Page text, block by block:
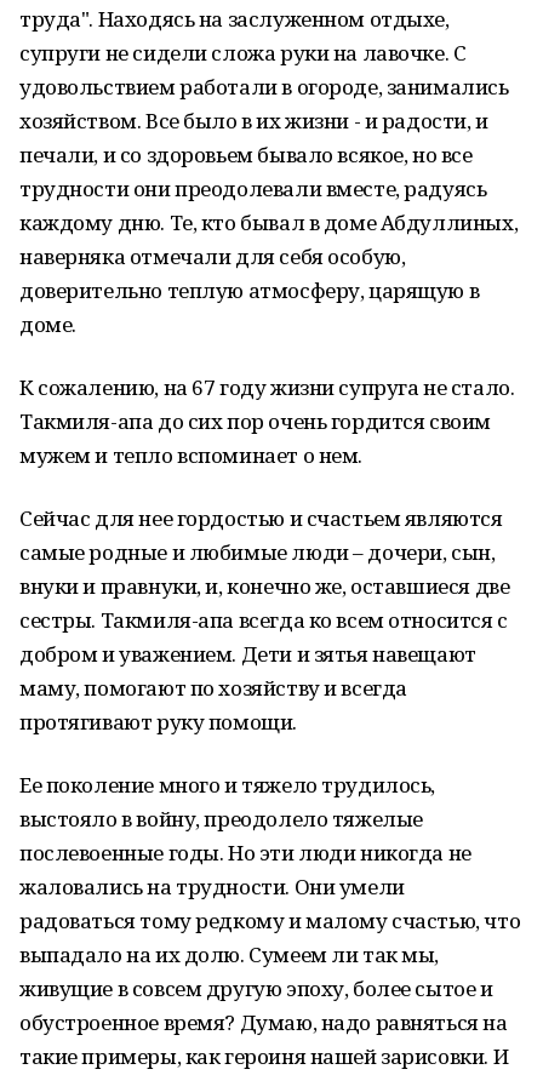
труда". Находясь на заслуженном отдыхе,
супруги не сидели сложа руки на лавочке. С
удовольствием работали в огороде, занимались
хозяйством. Все было в их жизни - и радости, и
печали, и со здоровьем бывало всякое, но все
трудности они преодолевали вместе, радуясь
каждому дню. Те, кто бывал в доме Абдуллиных,
наверняка отмечали для себя особую,
доверительно теплую атмосферу, царящую в
доме.
К сожалению, на 67 году жизни супруга не стало.
Такмиля-апа до сих пор очень гордится своим
мужем и тепло вспоминает о нем.
Сейчас для нее гордостью и счастьем являются
самые родные и любимые люди – дочери, сын,
внуки и правнуки, и, конечно же, оставшиеся две
сестры. Такмиля-апа всегда ко всем относится с
добром и уважением. Дети и зятья навещают
маму, помогают по хозяйству и всегда
протягивают руку помощи.
Ее поколение много и тяжело трудилось,
выстояло в войну, преодолело тяжелые
послевоенные годы. Но эти люди никогда не
жаловались на трудности. Они умели
радоваться тому редкому и малому счастью, что
выпадало на их долю. Сумеем ли так мы,
живущие в совсем другую эпоху, более сытое и
обустроенное время? Думаю, надо равняться на
такие примеры, как героиня нашей зарисовки. И